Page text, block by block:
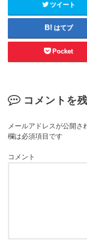
ツイート
はてブ
Pocket
コメントを
メールアドレスが公開さ
欄は必須項目です
コメント